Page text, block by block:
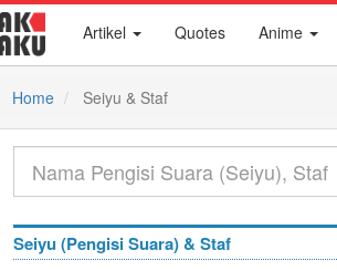
Artikel Quotes Anime
Home Seiyu & Staf
Seiyu (Pengisi Suara) & Staf